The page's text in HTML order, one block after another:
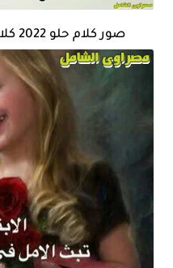
صور كلام حلو 2022 كلام جميل ومعبر مع الصور